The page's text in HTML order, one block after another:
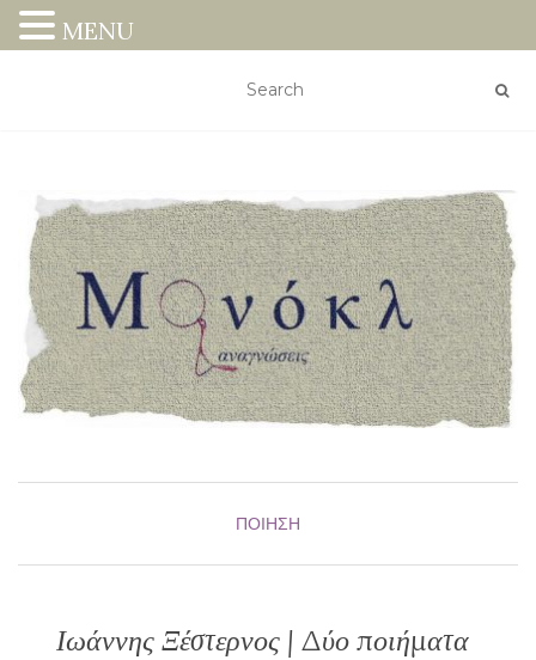
ΠΟΊΗΣΗ
Ιωάννης Ξέστερνος | Δύο ποιήματα
MENU